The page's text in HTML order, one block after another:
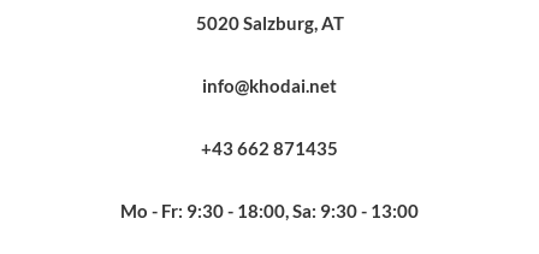
5020 Salzburg, AT
info@khodai.net
+43 662 871435
Mo - Fr: 9:30 - 18:00, Sa: 9:30 - 13:00